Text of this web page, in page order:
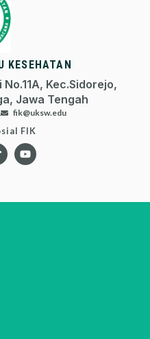
KESEHATAN
Kec.Sidorejo,
Jawa Tengah
fik@uksw.edu
FIK